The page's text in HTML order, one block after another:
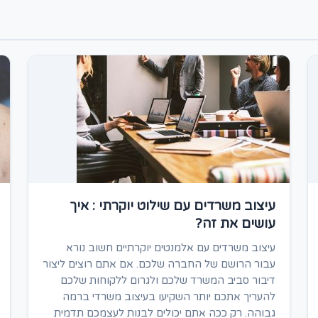
עיצוב משרדים עם שילוט יוקרתי : איך
עושים את זה?
עיצוב משרדים עם אלמנטים יוקרתיים חשוב נורא
עבור הרושם של החברה שלכם. אם אתם רוצים ליצור
דיבור סביב המשרד שלכם ולגרום ללקוחות שלכם
להעריך אתכם יותר השקיעו בעיצוב משרדי ברמה
גבוהה. רק ככה אתם יכולים לבנות לעצמכם תדמית